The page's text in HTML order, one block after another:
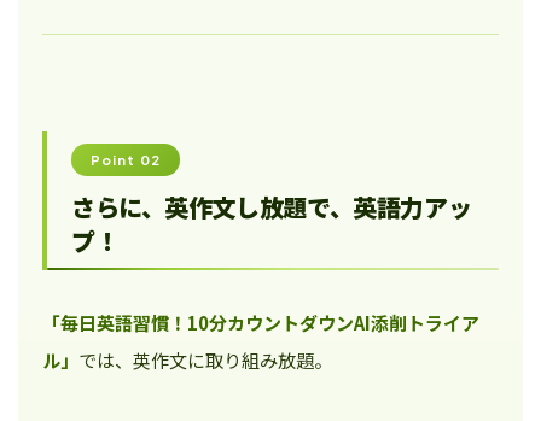
Point 02
さらに、英作文し放題で、英語力アッ
プ！
「毎日英語習慣！10分カウントダウンAI添削トライア
ル」 では、英作文に取り組み放題。